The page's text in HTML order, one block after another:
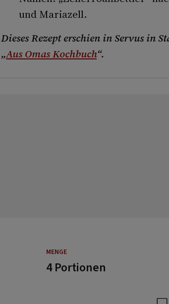
und Mariazell.
Dieses Rezept erschien in Servus in
„Aus Omas Kochbuch“.
MENGE
4 Portionen